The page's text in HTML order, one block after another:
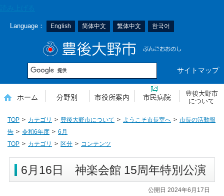
Language： English 简体中文 繁体中文 한국어
サイトマップ
ホーム 分野別 市役所案内 市民病院
豊後大野市
について
TOP カテゴリ 豊後大野市について ようこそ市長室へ
市長の活動報
告
令和6年度
6月
TOP
カテゴリ 区分 コンテンツ
6月16日 神楽会館 15周年特別公演
公開日 2024年6月17日